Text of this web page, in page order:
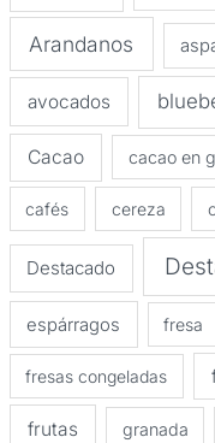
Arandanos
avocados
Cacao cacao en
cafés cereza
Destacado
espárragos fresa
fresas congeladas
frutas granada